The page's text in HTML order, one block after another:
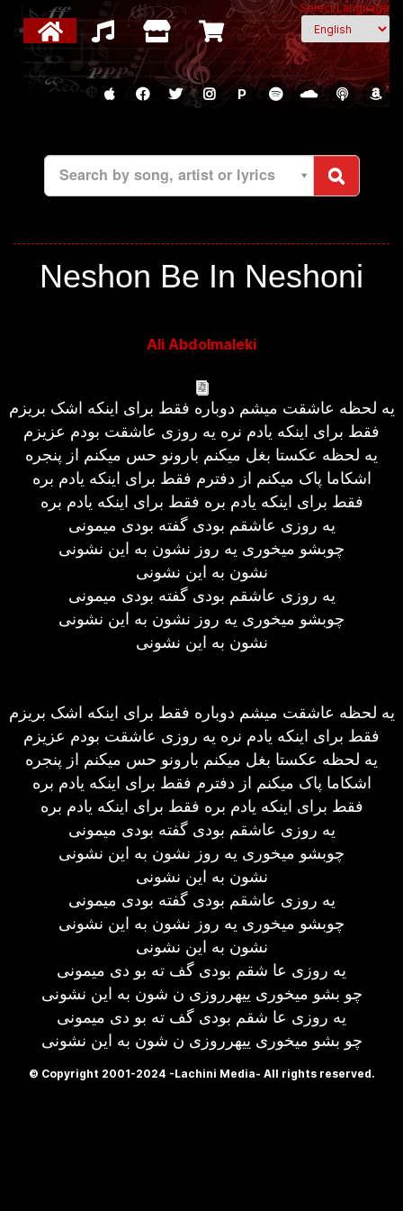
Select Language
P
Search by song, artist or lyrics
Neshon Be In Neshoni
Ali Abdolmaleki
یه لحظه عاشقت میشم دوباره فقط برای اینکه اشک بریزم
فقط برای اینکه یادم نره یه روزی عاشقت بودم عزیزم
یه لحظه عکستا بغل میکنم بارونو حس میکنم از پنجره
اشکاما پاک میکنم از دفترم فقط برای اینکه یادم بره
فقط برای اینکه یادم بره فقط برای اینکه یادم بره
یه روزی عاشقم بودی گفته بودی میمونی
چوبشو میخوری یه روز نشون به این نشونی
نشون به این نشونی
یه روزی عاشقم بودی گفته بودی میمونی
چوبشو میخوری یه روز نشون به این نشونی
نشون به این نشونی
یه لحظه عاشقت میشم دوباره فقط برای اینکه اشک بریزم
فقط برای اینکه یادم نره یه روزی عاشقت بودم عزیزم
یه لحظه عکستا بغل میکنم بارونو حس میکنم از پنجره
اشکاما پاک میکنم از دفترم فقط برای اینکه یادم بره
فقط برای اینکه یادم بره فقط برای اینکه یادم بره
یه روزی عاشقم بودی گفته بودی میمونی
چوبشو میخوری یه روز نشون به این نشونی
نشون به این نشونی
یه روزی عاشقم بودی گفته بودی میمونی
چوبشو میخوری یه روز نشون به این نشونی
نشون به این نشونی
یه روزی عا شقم بودی گف ته بو دی میمونی
چو بشو میخوری ییهرروزی ن شون به این نشونی
یه روزی عا شقم بودی گف ته بو دی میمونی
چو بشو میخوری ییهرروزی ن شون به این نشونی
© Copyright 2001-2024 -Lachini Media- All rights reserved.